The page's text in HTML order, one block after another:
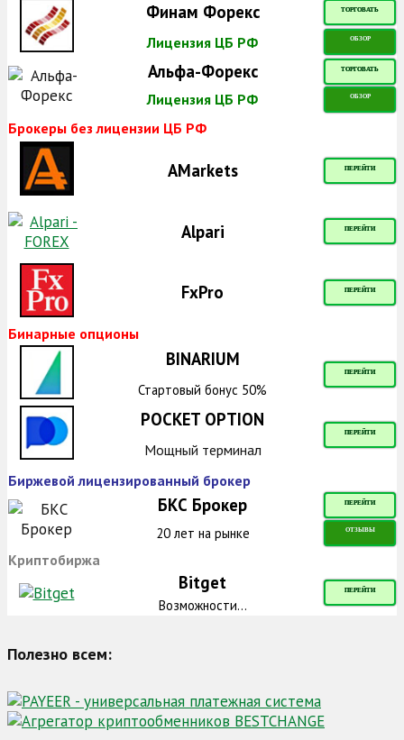
Финам Форекс ТОРГОВАТЬ
Лицензия ЦБ РФ ОБЗОР
Альфа-Форекс ТОРГОВАТЬ
Лицензия ЦБ РФ ОБЗОР
Брокеры без лицензии ЦБ РФ
AMarkets ПЕРЕЙТИ
Alpari ПЕРЕЙТИ
FxPro ПЕРЕЙТИ
Бинарные опционы
BINARIUM
ПЕРЕЙТИ
Стартовый бонус 50%
POCKET OPTION
ПЕРЕЙТИ
Мощный терминал
Биржевой лицензированный брокер
БКС Брокер ПЕРЕЙТИ
20 лет на рынке ОТЗЫВЫ
Криптобиржа
Bitget ПЕРЕЙТИ
Возможности...
Полезно всем: